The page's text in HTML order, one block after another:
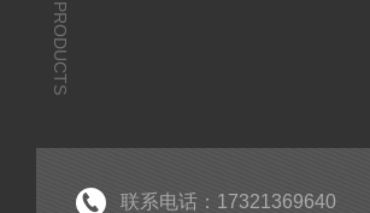
PRODUCTS
联系电话：17321369640